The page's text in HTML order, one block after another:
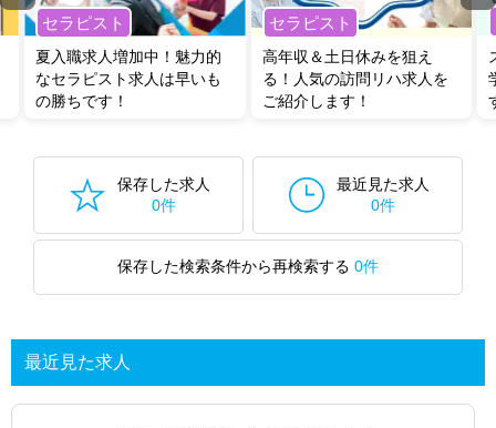
セラピスト
夏入職求人増加中！魅力的
なセラピスト求人は早いも
の勝ちです！
セラピスト
高年収＆土日休みを狙え
る！人気の訪問リハ求人を
ご紹介します！
保存した求人
0件
最近見た求人
0件
保存した検索条件から再検索する 0件
最近見た求人